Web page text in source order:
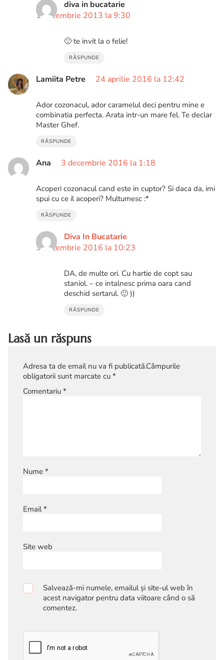
diva in bucatarie
1 decembrie 2013 la 9:30
🙂 te invit la o felie!
RĂSPUNDE
Lamiita Petre 24 aprilie 2016 la 12:42
Ador cozonacul, ador caramelul deci pentru mine e
combinatia perfecta. Arata intr-un mare fel. Te declar
Master Ghef.
RĂSPUNDE
Ana 3 decembrie 2016 la 1:18
Acoperi cozonacul cand este in cuptor? Si daca da, imi
spui cu ce il acoperi? Multumesc :*
RĂSPUNDE
Diva In Bucatarie
3 decembrie 2016 la 10:23
DA, de multe ori. Cu hartie de copt sau
staniol. – ce intalnesc prima oara cand
deschid sertarul. 🙂 ))
RĂSPUNDE
Lasă un răspuns
Adresa ta de email nu va fi publicată.Câmpurile
obligatorii sunt marcate cu *
Comentariu *
Nume *
Email*
Site web
Salvează-mi numele, emailul și site-ul web în
acest navigator pentru data viitoare când o să
comentez.